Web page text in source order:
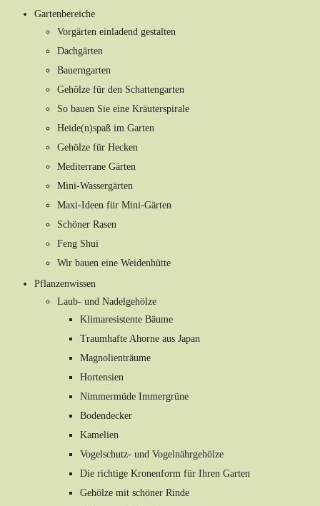
Gartenbereiche
Vorgärten einladend gestalten
Dachgärten
Bauerngarten
Gehölze für den Schattengarten
So bauen Sie eine Kräuterspirale
Heide(n)spaß im Garten
Gehölze für Hecken
Mediterrane Gärten
Mini-Wassergärten
Maxi-Ideen für Mini-Gärten
Schöner Rasen
Feng Shui
Wir bauen eine Weidenhütte
Pflanzenwissen
Laub- und Nadelgehölze
Klimaresistente Bäume
Traumhafte Ahorne aus Japan
Magnolienträume
Hortensien
Nimmermüde Immergrüne
Bodendecker
Kamelien
Vogelschutz- und Vogelnährgehölze
Die richtige Kronenform für Ihren Garten
Gehölze mit schöner Rinde